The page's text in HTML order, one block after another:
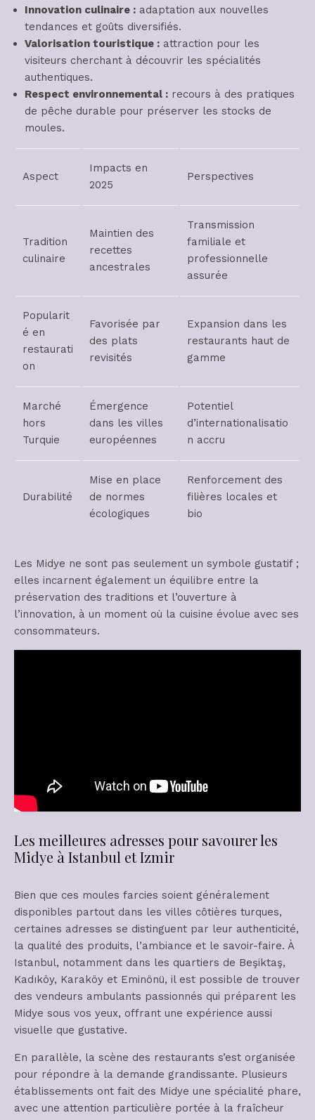
Innovation culinaire : adaptation aux nouvelles
tendances et goûts diversifiés.
Valorisation touristique : attraction pour les
visiteurs cherchant à découvrir les spécialités
authentiques.
Respect environnemental : recours à des pratiques
de pêche durable pour préserver les stocks de
moules.
Aspect
Impacts en
2025
Perspectives
Tradition
culinaire
Maintien des
recettes
ancestrales
Transmission
familiale et
professionnelle
assurée
Popularit
é en
restaurati
on
Favorisée par
des plats
revisités
Expansion dans les
restaurants haut de
gamme
Marché
hors
Turquie
Émergence
dans les villes
européennes
Potentiel
d’internationalisatio
n accru
Durabilité
Mise en place
de normes
écologiques
Renforcement des
filières locales et
bio
Les Midye ne sont pas seulement un symbole gustatif ;
elles incarnent également un équilibre entre la
préservation des traditions et l’ouverture à
l’innovation, à un moment où la cuisine évolue avec ses
consommateurs.
Les meilleures adresses pour savourer les
Midye à Istanbul et Izmir
Bien que ces moules farcies soient généralement
disponibles partout dans les villes côtières turques,
certaines adresses se distinguent par leur authenticité,
la qualité des produits, l’ambiance et le savoir-faire. À
Istanbul, notamment dans les quartiers de Beşiktaş,
Kadıköy, Karaköy et Eminönü, il est possible de trouver
des vendeurs ambulants passionnés qui préparent les
Midye sous vos yeux, offrant une expérience aussi
visuelle que gustative.
En parallèle, la scène des restaurants s’est organisée
pour répondre à la demande grandissante. Plusieurs
établissements ont fait des Midye une spécialité phare,
avec une attention particulière portée à la fraîcheur